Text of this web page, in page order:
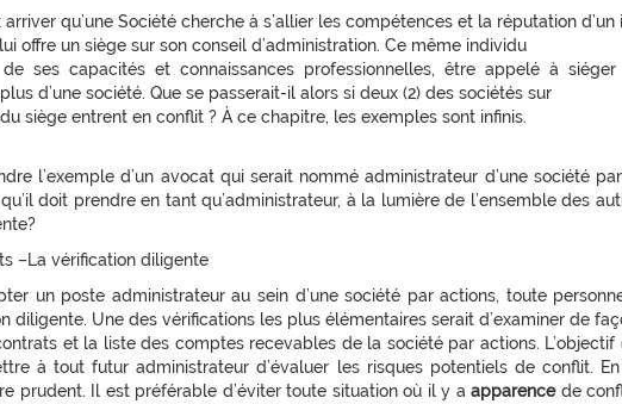
qu’une Société cherche à s’allier les compétences et la réputation d’un
offre un siège sur son conseil d’administration. Ce même individu
ses capacités et connaissances professionnelles, être appelé à
d’une société. Que se passerait-il alors si deux (2) des sociétés sur
siège entrent en conflit ? À ce chapitre, les exemples sont infinis.
l’exemple d’un avocat qui serait nommé administrateur d’une société par
doit prendre en tant qu’administrateur, à la lumière de l’ensemble des
–La vérification diligente
un poste administrateur au sein d’une société par actions, toute
diligente. Une des vérifications les plus élémentaires serait d’examiner de
et la liste des comptes recevables de la société par actions. L’objectif
à tout futur administrateur d’évaluer les risques potentiels de conflit.
prudent. Il est préférable d’éviter toute situation où il y aapparencede